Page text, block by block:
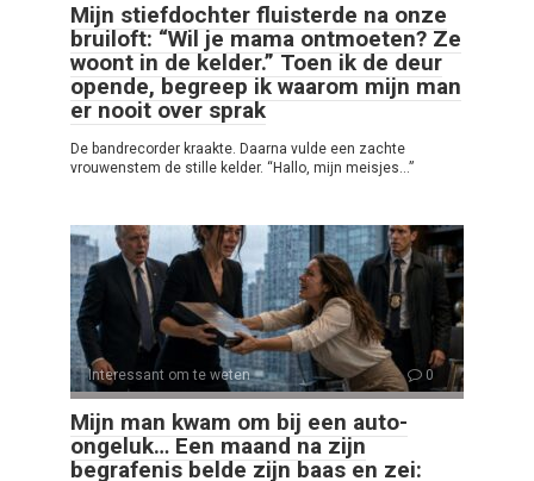
Mijn stiefdochter fluisterde na onze
bruiloft: “Wil je mama ontmoeten? Ze
woont in de kelder.” Toen ik de deur
opende, begreep ik waarom mijn man
er nooit over sprak
De bandrecorder kraakte. Daarna vulde een zachte
vrouwenstem de stille kelder. “Hallo, mijn meisjes…”
Interessant om te weten 0
Mijn man kwam om bij een auto-
ongeluk… Een maand na zijn
begrafenis belde zijn baas en zei: